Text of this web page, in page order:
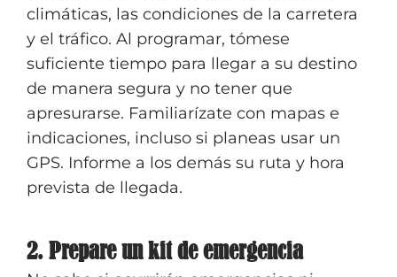
climáticas, las condiciones de la carretera
y el tráfico. Al programar, tómese
suficiente tiempo para llegar a su destino
de manera segura y no tener que
apresurarse. Familiarízate con mapas e
indicaciones, incluso si planeas usar un
GPS. Informe a los demás su ruta y hora
prevista de llegada.
2. Prepare un kit de emergencia